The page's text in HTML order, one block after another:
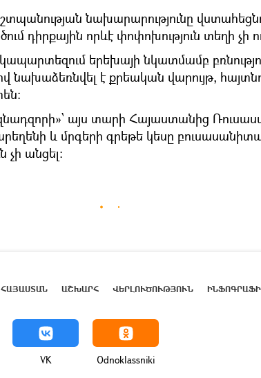
նախարարությունը
դիրքային որևէ փոփոխություն տեղի չի
երեխայի նկատմամբ
նախաձեռնվել է քրեական վարույթ,
այս տարի Հայաստանից
և մրգերի գրեթե կեսը
չի անցել։
ՀԱՅԱՍՏԱՆ ԱՇԽԱՐՀ ՎԵՐԼՈՒԾՈՒԹՅՈՒՆ
VK Odnoklassniki